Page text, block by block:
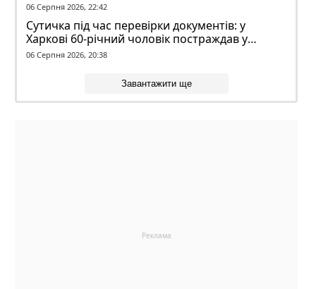
06 Серпня 2026, 22:42
Сутичка під час перевірки документів: у
Харкові 60-річний чоловік постраждав у
конфлікті з ТЦК
06 Серпня 2026, 20:38
Завантажити ще